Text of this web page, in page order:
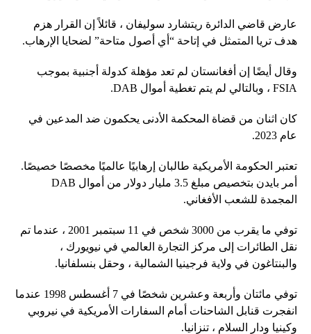
عارض قاضي الدائرة ريتشارد سوليفان ، قائلاً إن القرار هزم
هدف تريا المتمثل في إتاحة “أي أصول متاحة” لضحايا الإرهاب.
وقال أيضًا إن أفغانستان لم تعد مؤهلة كدولة أجنبية بموجب
FSIA ، وبالتالي لم يتم تغطية أموال DAB.
كان اثنان من قضاة المحكمة الأدنى يحكمون ضد المدعين في
عام 2023.
تعتبر الحكومة الأمريكية طالبان إرهابيًا عالميًا مخصصًا خصيصًا.
أمر بايدن بتخصيص مبلغ 3.5 مليار دولار من أموال DAB
المجمدة للشعب الأفغاني.
توفي ما يقرب من 3000 شخص في 11 سبتمبر 2001 ، عندما تم
نقل الطائرات إلى مركز التجارة العالمي في نيويورك ،
والبنتاغون في ولاية فرجينيا الشمالية ، وحقل بنسلفانيا.
توفي مائتان وأربعة وعشرين شخصًا في 7 أغسطس 1998 عندما
انفجرت قنابل الشاحنات أمام السفارات الأمريكية في نيروبي
وكينيا ودار السلام ، تنزانيا.